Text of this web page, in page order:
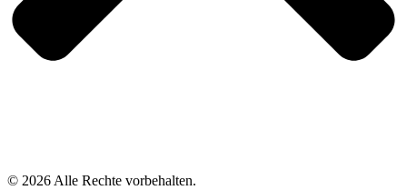
© 2026 Alle Rechte vorbehalten.